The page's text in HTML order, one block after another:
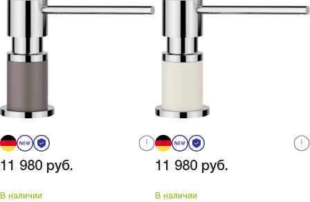
11 980 руб.
В наличии
11 980 руб.
В наличии